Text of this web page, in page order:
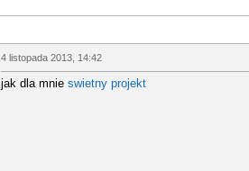
4 listopada 2013, 14:42
jak dla mnie swietny projekt